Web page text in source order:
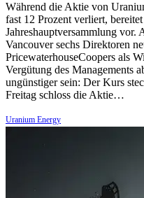
Während die Aktie von
fast 12 Prozent verliert,
Jahreshauptversammlung
Vancouver sechs Direktoren
PricewaterhouseCoopers als
Vergütung des Managements
ungünstiger sein: Der Kurs
Freitag schloss die Aktie…
Uranium Energy